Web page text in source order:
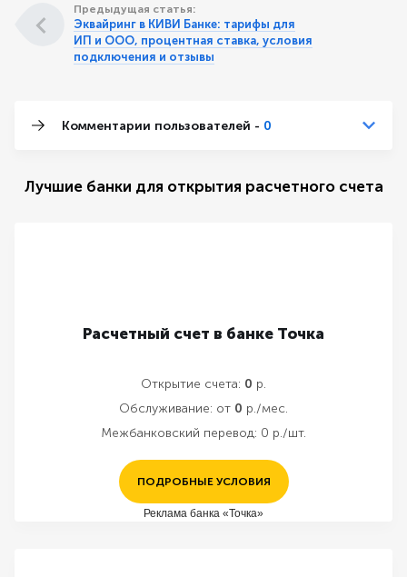
Предыдущая статья:
Эквайринг в КИВИ Банке: тарифы для
ИП и ООО, процентная ставка, условия
подключения и отзывы
Комментарии пользователей - 0
Лучшие банки для открытия расчетного счета
Расчетный счет в банке Точка
Открытие счета: 0 р.
Обслуживание: от 0 р./мес.
Межбанковский перевод: 0 р./шт.
ПОДРОБНЫЕ УСЛОВИЯ
Реклама банка «Точка»